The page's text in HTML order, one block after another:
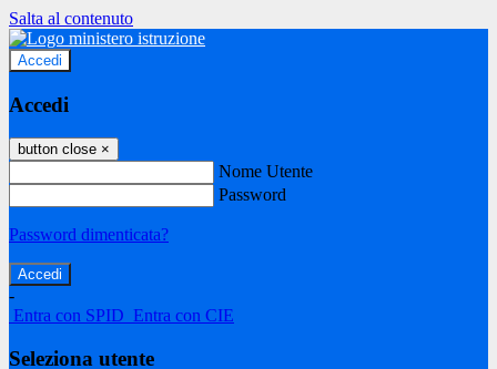
Salta al contenuto
Accedi
Accedi
button close ×
Nome Utente
Password
Password dimenticata?
-
Entra con SPID Entra con CIE
Seleziona utente